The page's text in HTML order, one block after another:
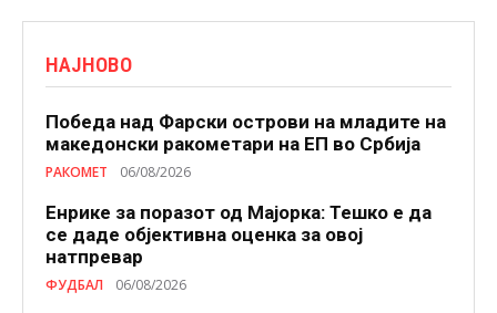
НАЈНОВО
Победа над Фарски острови на младите на
македонски ракометари на ЕП во Србија
РАКОМЕТ 06/08/2026
Енрике за поразот од Мајорка: Тешко е да
се даде објективна оценка за овој
натпревар
ФУДБАЛ 06/08/2026